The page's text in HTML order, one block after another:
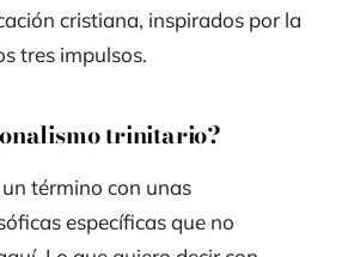
cristiana, inspirados por la
tres impulsos.
trinitario?
término con unas
específicas que no